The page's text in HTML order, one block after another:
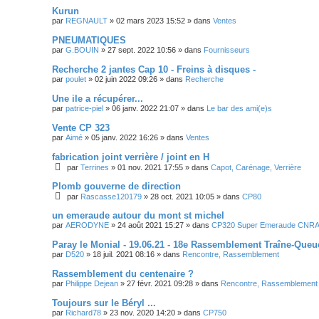
Kurun
par REGNAULT » 02 mars 2023 15:52 » dans Ventes
PNEUMATIQUES
par G.BOUIN » 27 sept. 2022 10:56 » dans Fournisseurs
Recherche 2 jantes Cap 10 - Freins à disques -
par poulet » 02 juin 2022 09:26 » dans Recherche
Une ile a récupérer...
par patrice-piel » 06 janv. 2022 21:07 » dans Le bar des ami(e)s
Vente CP 323
par Aimé » 05 janv. 2022 16:26 » dans Ventes
fabrication joint verrière / joint en H
par Terrines » 01 nov. 2021 17:55 » dans Capot, Carénage, Verrière
Plomb gouverne de direction
par Rascasse120179 » 28 oct. 2021 10:05 » dans CP80
un emeraude autour du mont st michel
par AERODYNE » 24 août 2021 15:27 » dans CP320 Super Emeraude CNRA
Paray le Monial - 19.06.21 - 18e Rassemblement Traîne-
par D520 » 18 juil. 2021 08:16 » dans Rencontre, Rassemblement
Rassemblement du centenaire ?
par Philippe Dejean » 27 févr. 2021 09:28 » dans Rencontre, Rassemblement
Toujours sur le Béryl ...
par Richard78 » 23 nov. 2020 14:20 » dans CP750